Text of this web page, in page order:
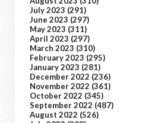
July 2023 (291)
June 2023 (297)
May 2023 (311)
April 2023 (297)
March 2023 (310)
February 2023 (295)
January 2023 (281)
December 2022 (236)
November 2022 (361)
October 2022 (345)
September 2022 (487)
August 2022 (526)